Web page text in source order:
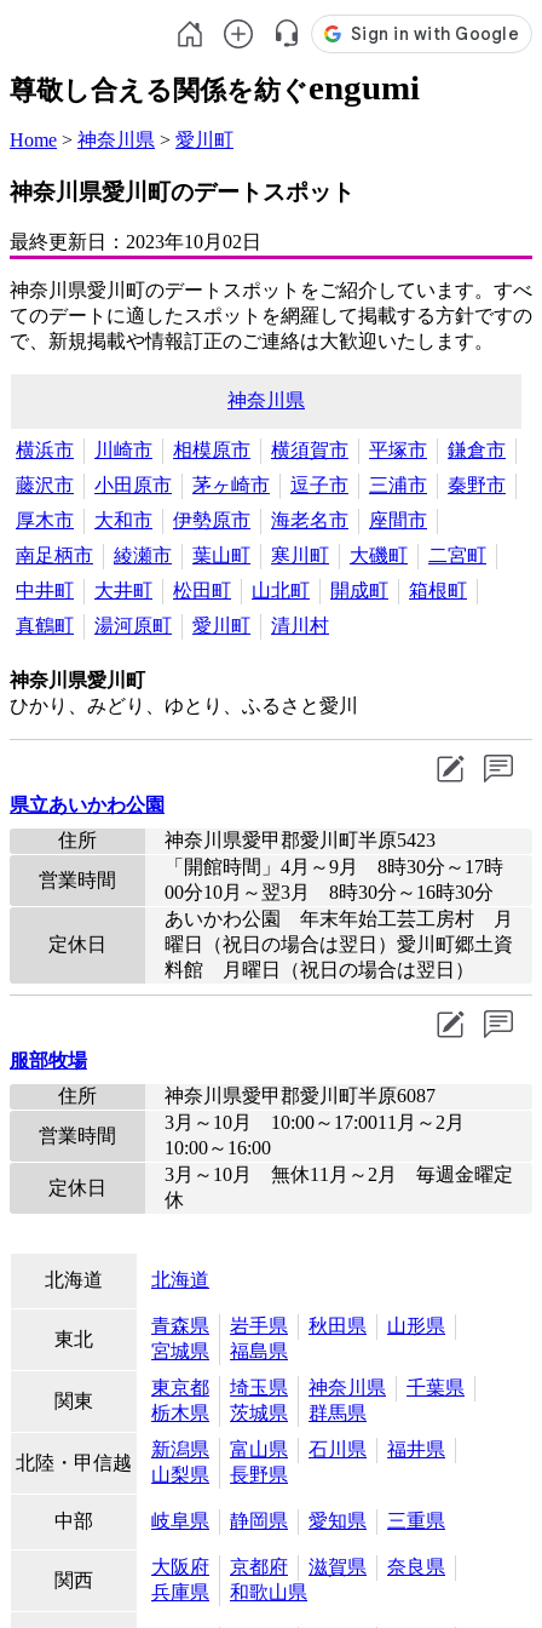
尊敬し合える関係を紡ぐengumi
Home > 神奈川県 > 愛川町
神奈川県愛川町のデートスポット
最終更新日： 2023年10月02日
神奈川県愛川町のデートスポットをご紹介しています。すべ
てのデートに適したスポットを網羅して掲載する方針ですの
で、新規掲載や情報訂正のご連絡は大歓迎いたします。
神奈川県
横浜市 川崎市 相模原市 横須賀市 平塚市
鎌倉市
藤沢市
小田原市 茅ヶ崎市 逗子市 三浦市
秦野市
厚木市
大和市 伊勢原市 海老名市
座間市
南足柄市
綾瀬市 葉山町 寒川町 大磯町
二宮町
中井町
大井町 松田町 山北町 開成町
箱根町
真鶴町
湯河原町 愛川町 清川村
神奈川県愛川町
ひかり、みどり、ゆとり、ふるさと愛川
県立あいかわ公園
住所
神奈川県愛甲郡愛川町半原5423
営業時間
「開館時間」4月～9月 8時30分～17時
00分10月～翌3月 8時30分～16時30分
定休日
あいかわ公園 年末年始工芸工房村 月
曜日（祝日の場合は翌日）愛川町郷土資
料館 月曜日（祝日の場合は翌日）
服部牧場
住所
神奈川県愛甲郡愛川町半原6087
営業時間
3月～10月 10:00～17:0011月～2月
10:00～16:00
定休日
3月～10月 無休11月～2月 毎週金曜定
休
北海道 北海道
東北
青森県 岩手県 秋田県
山形県
宮城県
福島県
関東
東京都 埼玉県 神奈川県
千葉県
栃木県
茨城県 群馬県
北陸・甲信越
新潟県 富山県 石川県
福井県
山梨県
長野県
中部 岐阜県 静岡県 愛知県 三重県
関西
大阪府 京都府 滋賀県
奈良県
兵庫県
和歌山県